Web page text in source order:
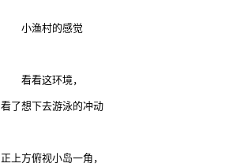
小渔村的感觉
看看这环境，
看了想下去游泳的冲动
正上方俯视小岛一角，